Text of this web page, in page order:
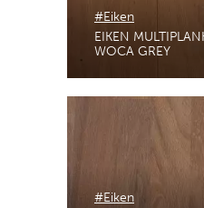
#Eiken
EIKEN
WOCA GREY
#Eiken